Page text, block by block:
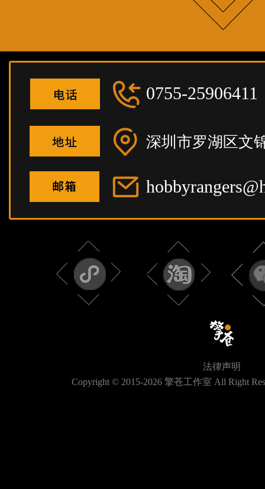
0755-25906411
深圳市罗湖区文
法律声明
Copyright © 2015-2026 擎苍工作室 All Right